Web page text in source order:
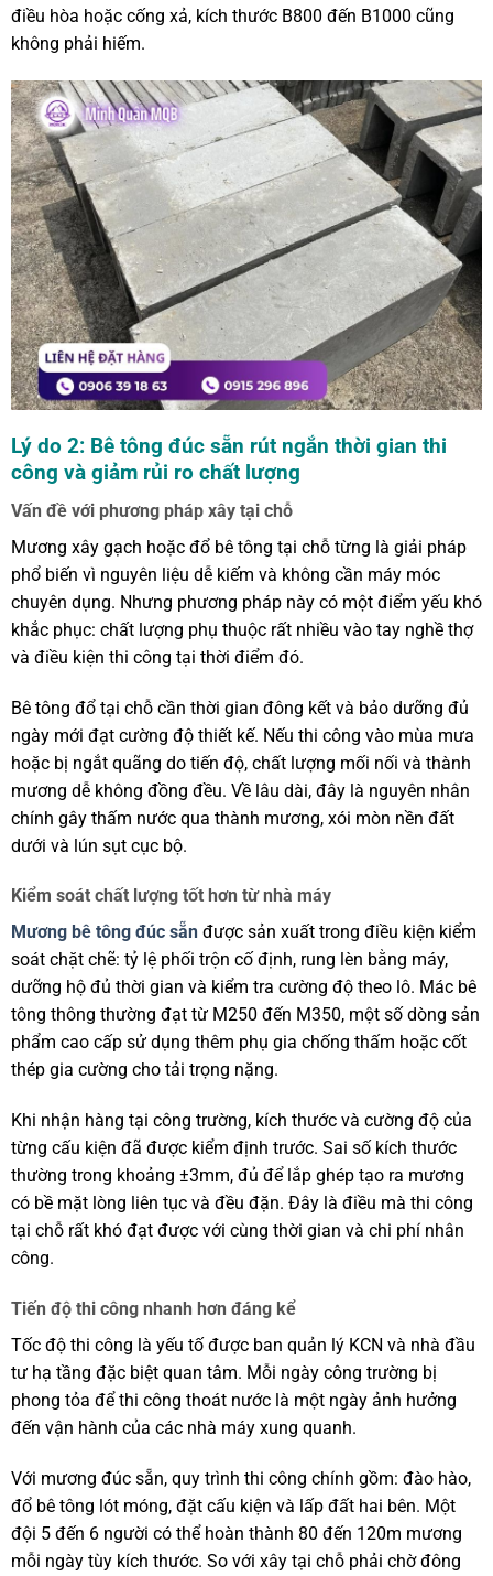
điều hòa hoặc cống xả, kích thước B800 đến B1000 cũng
không phải hiếm.
Lý do 2: Bê tông đúc sẵn rút ngắn thời gian thi
công và giảm rủi ro chất lượng
Vấn đề với phương pháp xây tại chỗ
Mương xây gạch hoặc đổ bê tông tại chỗ từng là giải pháp
phổ biến vì nguyên liệu dễ kiếm và không cần máy móc
chuyên dụng. Nhưng phương pháp này có một điểm yếu khó
khắc phục: chất lượng phụ thuộc rất nhiều vào tay nghề thợ
và điều kiện thi công tại thời điểm đó.
Bê tông đổ tại chỗ cần thời gian đông kết và bảo dưỡng đủ
ngày mới đạt cường độ thiết kế. Nếu thi công vào mùa mưa
hoặc bị ngắt quãng do tiến độ, chất lượng mối nối và thành
mương dễ không đồng đều. Về lâu dài, đây là nguyên nhân
chính gây thấm nước qua thành mương, xói mòn nền đất
dưới và lún sụt cục bộ.
Kiểm soát chất lượng tốt hơn từ nhà máy
Mương bê tông đúc sẵnđược sản xuất trong điều kiện kiểm
soát chặt chẽ: tỷ lệ phối trộn cố định, rung lèn bằng máy,
dưỡng hộ đủ thời gian và kiểm tra cường độ theo lô. Mác bê
tông thông thường đạt từ M250 đến M350, một số dòng sản
phẩm cao cấp sử dụng thêm phụ gia chống thấm hoặc cốt
thép gia cường cho tải trọng nặng.
Khi nhận hàng tại công trường, kích thước và cường độ của
từng cấu kiện đã được kiểm định trước. Sai số kích thước
thường trong khoảng ±3mm, đủ để lắp ghép tạo ra mương
có bề mặt lòng liên tục và đều đặn. Đây là điều mà thi công
tại chỗ rất khó đạt được với cùng thời gian và chi phí nhân
công.
Tiến độ thi công nhanh hơn đáng kể
Tốc độ thi công là yếu tố được ban quản lý KCN và nhà đầu
tư hạ tầng đặc biệt quan tâm. Mỗi ngày công trường bị
phong tỏa để thi công thoát nước là một ngày ảnh hưởng
đến vận hành của các nhà máy xung quanh.
Với mương đúc sẵn, quy trình thi công chính gồm: đào hào,
đổ bê tông lót móng, đặt cấu kiện và lấp đất hai bên. Một
đội 5 đến 6 người có thể hoàn thành 80 đến 120m mương
mỗi ngày tùy kích thước. So với xây tại chỗ phải chờ đông